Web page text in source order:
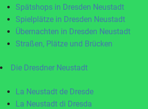
Spätshops in Dresden Neustadt
Spielplätze in Dresden Neustadt
Übernachten in Dresden Neustadt
Straßen, Plätze und Brücken
Die Dresdner Neustadt
La Neustadt de Dresde
La Neustadt di Dresda